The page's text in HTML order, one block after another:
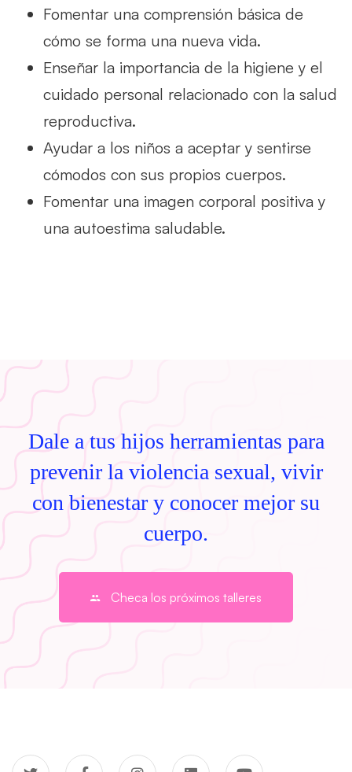
Fomentar una comprensión básica de
cómo se forma una nueva vida.
Enseñar la importancia de la higiene y el
cuidado personal relacionado con la salud
reproductiva.
Ayudar a los niños a aceptar y sentirse
cómodos con sus propios cuerpos.
Fomentar una imagen corporal positiva y
una autoestima saludable.
Dale a tus hijos herramientas para
prevenir la violencia sexual, vivir
con bienestar y conocer mejor su
cuerpo.
Checa los próximos talleres